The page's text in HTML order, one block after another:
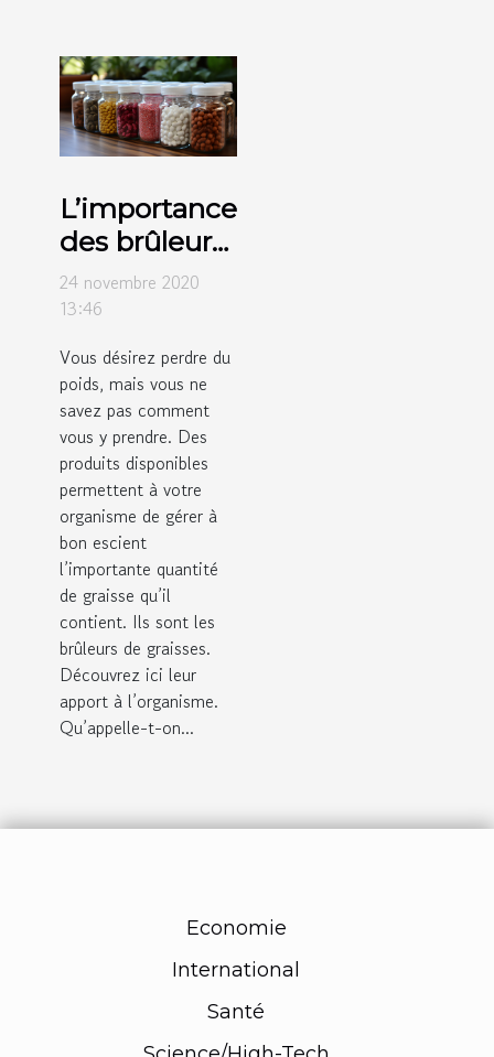
L’importance
des brûleurs
de graisse
24 novembre 2020
13:46
Vous désirez perdre du
poids, mais vous ne
savez pas comment
vous y prendre. Des
produits disponibles
permettent à votre
organisme de gérer à
bon escient
l’importante quantité
de graisse qu’il
contient. Ils sont les
brûleurs de graisses.
Découvrez ici leur
apport à l’organisme.
Qu’appelle-t-on...
Economie
International
Santé